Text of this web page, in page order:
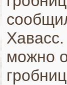
можно